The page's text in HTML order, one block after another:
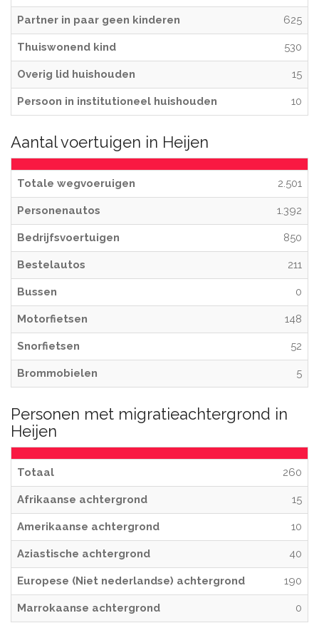
Partner in paar geen kinderen 625
Thuiswonend kind 530
Overig lid huishouden 15
Persoon in institutioneel huishouden 10
Aantal voertuigen in Heijen
Totale wegvoeruigen 2.501
Personenautos 1.392
Bedrijfsvoertuigen 850
Bestelautos 211
Bussen 0
Motorfietsen 148
Snorfietsen 52
Brommobielen 5
Personen met migratieachtergrond in
Heijen
Totaal 260
Afrikaanse achtergrond 15
Amerikaanse achtergrond 10
Aziastische achtergrond 40
Europese (Niet nederlandse) achtergrond 190
Marrokaanse achtergrond 0